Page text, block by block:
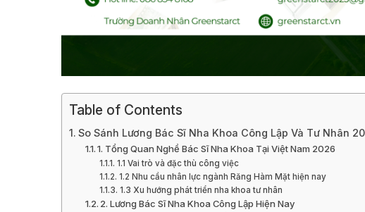
Table of Contents
So Sánh Lương Bác Sĩ Nha Khoa Công Lập Và Tư Nhân
1. Tổng Quan Nghề Bác Sĩ Nha Khoa Tại Việt Nam 2026
1.1 Vai trò và đặc thù công việc
1.2 Nhu cầu nhân lực ngành Răng Hàm Mặt hiện nay
1.3 Xu hướng phát triển nha khoa tư nhân
2. Lương Bác Sĩ Nha Khoa Công Lập Hiện Nay